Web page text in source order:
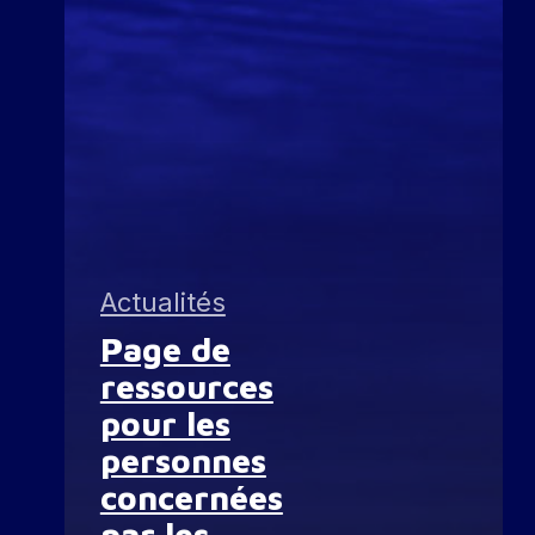
Actualités
Page de
ressources
pour les
personnes
concernées